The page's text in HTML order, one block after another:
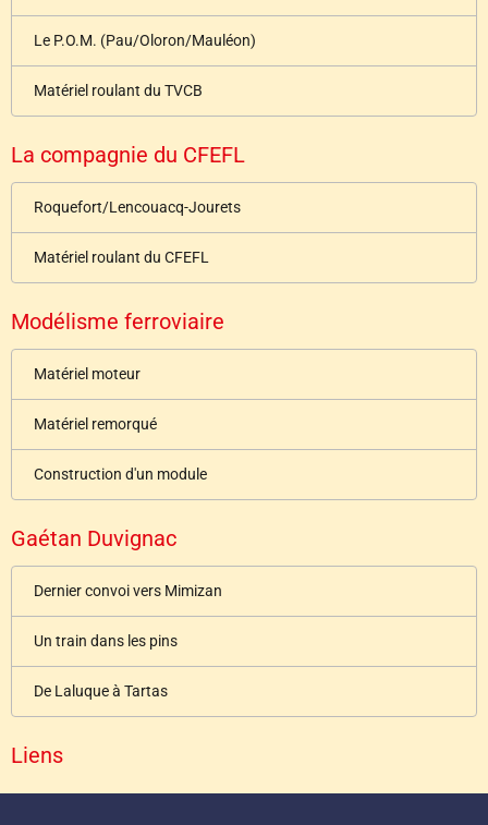
Le P.O.M. (Pau/Oloron/Mauléon)
Matériel roulant du TVCB
La compagnie du CFEFL
Roquefort/Lencouacq-Jourets
Matériel roulant du CFEFL
Modélisme ferroviaire
Matériel moteur
Matériel remorqué
Construction d'un module
Gaétan Duvignac
Dernier convoi vers Mimizan
Un train dans les pins
De Laluque à Tartas
Liens